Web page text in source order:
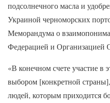
подсолнечного масла и
Украиной черноморских
Меморандума о
Федерацией и
«В конечном счете участие в
выбором [конкретной
людей, которым приходится